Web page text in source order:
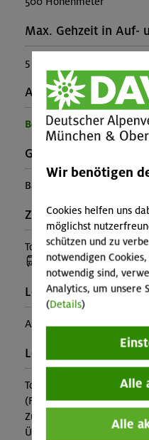
Max. Gehzeit in Auf-
5 Stunden
Ausrüstung:
Benötigte Ausrüstung
Gebirgsgruppe:
Bayerische Voralpen
Zusatzinfo:
Tour unter der Woche!
(Anreise mit Bus oder
Leiter*in:
Astrid Süßmuth
Leistung:
Tourleitung,
(Falls nicht in den
Zusatzkosten für z.B. An-
Übernachtung oder
Wir benötigen
Cookies helfen uns
möglichst
schützen und zu
notwendigen
notwendig sind,
Analytics, um unsere
(Details)
Alle
Alle